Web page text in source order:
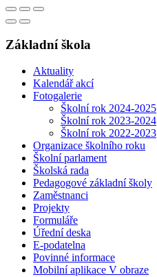
Základní škola
Aktuality
Kalendář akcí
Fotogalerie
Školní rok 2024-2025
Školní rok 2023-2024
Školní rok 2022-2023
Organizace školního roku
Školní parlament
Školská rada
Pedagogové základní školy
Zaměstnanci
Projekty
Formuláře
Úřední deska
E-podatelna
Povinné informace
Mobilní aplikace V obraze